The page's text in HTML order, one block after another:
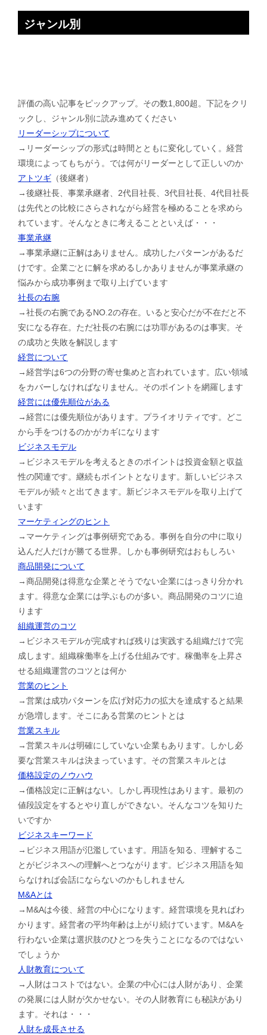
ジャンル別
評価の高い記事をピックアップ。その数1,800超。下記をクリ
ックし、ジャンル別に読み進めてください
リーダーシップについて
→リーダーシップの形式は時間とともに変化していく。経営
環境によってもちがう。では何がリーダーとして正しいのか
アトツギ （後継者）
→後継社長、事業承継者、2代目社長、3代目社長、4代目社長
は先代との比較にさらされながら経営を極めることを求めら
れています。そんなときに考えることといえば・・・
事業承継
→事業承継に正解はありません。成功したパターンがあるだ
けです。企業ごとに解を求めるしかありませんが事業承継の
悩みから成功事例まで取り上げています
社長の右腕
→社長の右腕であるNO.2の存在。いると安心だが不在だと不
安になる存在。ただ社長の右腕には功罪があるのは事実。そ
の成功と失敗を解説します
経営について
→経営学は6つの分野の寄せ集めと言われています。広い領域
をカバーしなければなりません。そのポイントを網羅します
経営には優先順位がある
→経営には優先順位があります。プライオリティです。どこ
から手をつけるのかがカギになります
ビジネスモデル
→ビジネスモデルを考えるときのポイントは投資金額と収益
性の関連です。継続もポイントとなります。新しいビジネス
モデルが続々と出てきます。新ビジネスモデルを取り上げて
います
マーケティングのヒント
→マーケティングは事例研究である。事例を自分の中に取り
込んだ人だけが勝てる世界。しかも事例研究はおもしろい
商品開発について
→商品開発は得意な企業とそうでない企業にはっきり分かれ
ます。得意な企業には学ぶものが多い。商品開発のコツに迫
ります
組織運営のコツ
→ビジネスモデルが完成すれば残りは実践する組織だけで完
成します。組織稼働率を上げる仕組みです。稼働率を上昇さ
せる組織運営のコツとは何か
営業のヒント
→営業は成功パターンを広げ対応力の拡大を達成すると結果
が急増します。そこにある営業のヒントとは
営業スキル
→営業スキルは明確にしていない企業もあります。しかし必
要な営業スキルは決まっています。その営業スキルとは
価格設定のノウハウ
→価格設定に正解はない。しかし再現性はあります。最初の
値段設定をするとやり直しができない。そんなコツを知りた
いですか
ビジネスキーワード
→ビジネス用語が氾濫しています。用語を知る、理解するこ
とがビジネスへの理解へとつながります。ビジネス用語を知
らなければ会話にならないのかもしれません
M&Aとは
→M&Aは今後、経営の中心になります。経営環境を見ればわ
かります。経営者の平均年齢は上がり続けています。M&Aを
行わない企業は選択肢のひとつを失うことになるのではない
でしょうか
人財教育について
→人財はコストではない。企業の中心には人財があり、企業
の発展には人財が欠かせない。その人財教育にも秘訣があり
ます。それは・・・
人財を成長させる